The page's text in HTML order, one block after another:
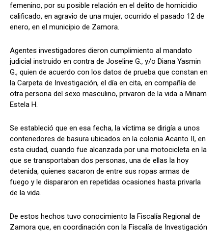
femenino, por su posible relación en el delito de homicidio
calificado, en agravio de una mujer, ocurrido el pasado 12 de
enero, en el municipio de Zamora.
Agentes investigadores dieron cumplimiento al mandato
judicial instruido en contra de Joseline G., y/o Diana Yasmin
G., quien de acuerdo con los datos de prueba que constan en
la Carpeta de Investigación, el día en cita, en compañía de
otra persona del sexo masculino, privaron de la vida a Miriam
Estela H.
Se estableció que en esa fecha, la víctima se dirigía a unos
contenedores de basura ubicados en la colonia Acanto II, en
esta ciudad, cuando fue alcanzada por una motocicleta en la
que se transportaban dos personas, una de ellas la hoy
detenida, quienes sacaron de entre sus ropas armas de
fuego y le dispararon en repetidas ocasiones hasta privarla
de la vida.
De estos hechos tuvo conocimiento la Fiscalía Regional de
Zamora que, en coordinación con la Fiscalía de Investigación